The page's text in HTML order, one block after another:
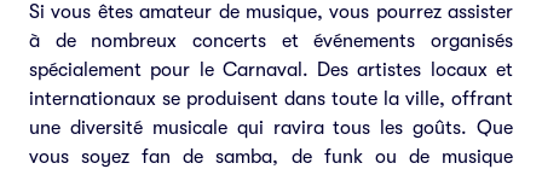
Si vous êtes amateur de musique, vous pourrez assister
à de nombreux concerts et événements organisés
spécialement pour le Carnaval. Des artistes locaux et
internationaux se produisent dans toute la ville, offrant
une diversité musicale qui ravira tous les goûts. Que
vous soyez fan de samba, de funk ou de musique